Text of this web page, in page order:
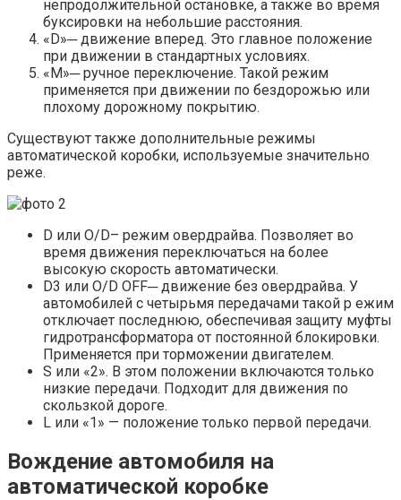
непродолжительной остановке, а также во время
буксировки на небольшие расстояния.
«D»─ движение вперед. Это главное положение
при движении в стандартных условиях.
«М»─ ручное переключение. Такой режим
применяется при движении по бездорожью или
плохому дорожному покрытию.
Существуют также дополнительные режимы
автоматической коробки, используемые значительно
реже.
D или O/D– режим овердрайва. Позволяет во
время движения переключаться на более
высокую скорость автоматически.
D3 или O/D OFF─ движение без овердрайва. У
автомобилей с четырьмя передачами такой р ежим
отключает последнюю, обеспечивая защиту муфты
гидротрансформатора от постоянной блокировки.
Применяется при торможении двигателем.
S или «2». В этом положении включаются только
низкие передачи. Подходит для движения по
скользкой дороге.
L или «1» — положение только первой передачи.
Вождение автомобиля на
автоматической коробке